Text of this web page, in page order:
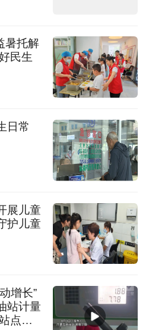
暑托解
日常
展儿童
护儿童
增长”
站计量
点停